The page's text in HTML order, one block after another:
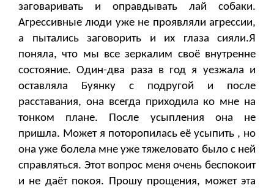
заговаривать и оправдывать лай собаки.
Агрессивные люди уже не проявляли агрессии,
а пытались заговорить и их глаза сияли.Я
поняла, что мы все зеркалим своё внутренне
состояние. Один-два раза в год я уезжала и
оставляла Буянку с подругой и после
расставания, она всегда приходила ко мне на
тонком плане. После усыпления она не
пришла. Может я поторопилась её усыпить , но
она уже болела мне уже тяжеловато было с ней
справляться. Этот вопрос меня очень беспокоит
и не даёт покоя. Прошу прощения, может эта